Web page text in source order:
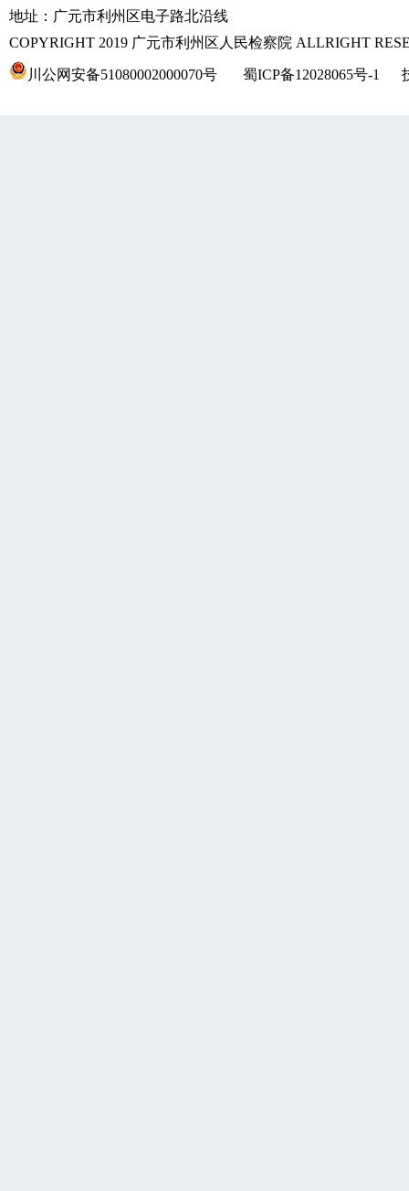
地址：广元市利州区电子路北沿线
COPYRIGHT 2019 广元市利州区人民检察院 ALLRIGHT
川公网安备51080002000070号 蜀ICP备12028065号-1